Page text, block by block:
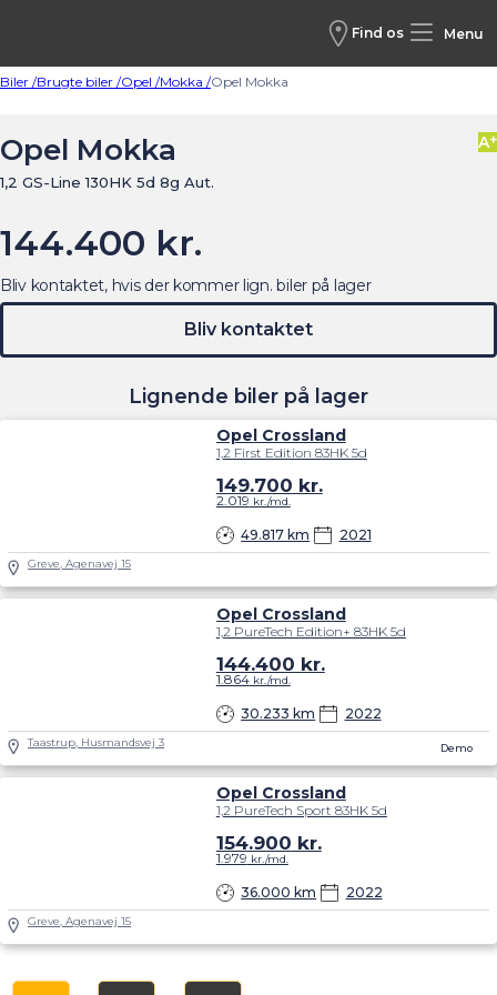
Find os Menu
Biler /Brugte biler /Opel /Mokka /Opel Mokka
Opel Mokka
1,2 GS-Line 130HK 5d 8g Aut.
A+
144.400 kr.
Lignende biler på lager
Opel Crossland
1,2 First Edition 83HK 5d
49.817 km 2021
149.700 kr.
2.019 kr./md.
Greve, Agenavej 15
Demo
Opel Crossland
1,2 PureTech Edition+ 83HK 5d
30.233 km 2022
144.400 kr.
1.864kr./md.
Taastrup, Husmandsvej 3
Opel Crossland
1,2 PureTech Sport 83HK 5d
36.000 km 2022
154.900 kr.
1.979 kr./md.
Greve, Agenavej 15
Bliv kontaktet, hvis der kommer lign. biler på lager
Bliv kontaktet